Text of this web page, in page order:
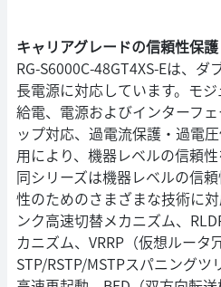
キャリアグレードの信頼性保護
RG-S6000C-48GT4XS-Eは、
長電源に対応しています。モ
給電、電源およびインターフ
ップ対応、過電流保護・過電
用により、機器レベルの信頼性
同シリーズは機器レベルの信
性のためのさまざまな技術に
ンク高速切替メカニズム、
カニズム、VRRP（仮想ルータ
STP/RSTP/MSTPスパニングツ